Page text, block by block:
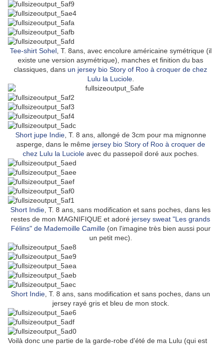
Tee-shirt Sohel, T. 8ans, avec encolure américaine symétrique (il
existe une version asymétrique), manches et finition du bas
classiques, dans un jersey bio Story of Roo à croquer de chez
Lulu la Luciole.
Short jupe Indie, T. 8 ans, allongé de 3cm pour ma mignonne
asperge, dans le même jersey bio Story of Roo à croquer de
chez Lulu la Lucioleavec du passepoil doré aux poches.
Short Indie , T. 8 ans, sans modification et sans poches, dans les
restes de mon MAGNIFIQUE et adoré jersey sweat "Les grands
Félins" de Mademoille Camille(on l'imagine très bien aussi pour
un petit mec).
Short Indie , T. 8 ans, sans modification et sans poches, dans un
jersey rayé gris et bleu de mon stock.
Voilà donc une partie de la garde-robe d'été de ma Lulu (qui est